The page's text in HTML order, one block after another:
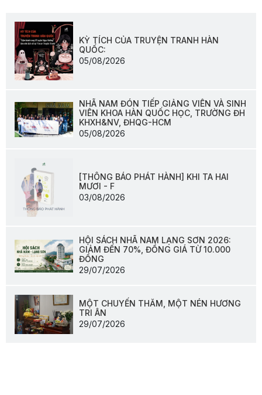
KỲ TÍCH CỦA TRUYỆN TRANH HÀN
QUỐC:
05/08/2026
NHÃ NAM ĐÓN TIẾP GIẢNG VIÊN VÀ SINH
VIÊN KHOA HÀN QUỐC HỌC, TRƯỜNG ĐH
KHXH&NV, ĐHQG-HCM
05/08/2026
[THÔNG BÁO PHÁT HÀNH] KHI TA HAI
MƯƠI - F
03/08/2026
HỘI SÁCH NHÃ NAM LẠNG SƠN 2026:
GIẢM ĐẾN 70%, ĐỒNG GIÁ TỪ 10.000
ĐỒNG
29/07/2026
MỘT CHUYẾN THĂM, MỘT NÉN HƯƠNG
TRI ÂN
29/07/2026